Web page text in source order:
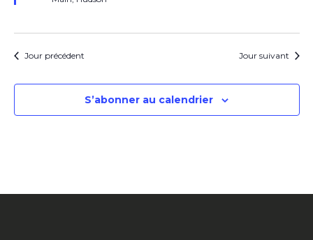
Jour précédent Jour suivant
S’abonner au calendrier